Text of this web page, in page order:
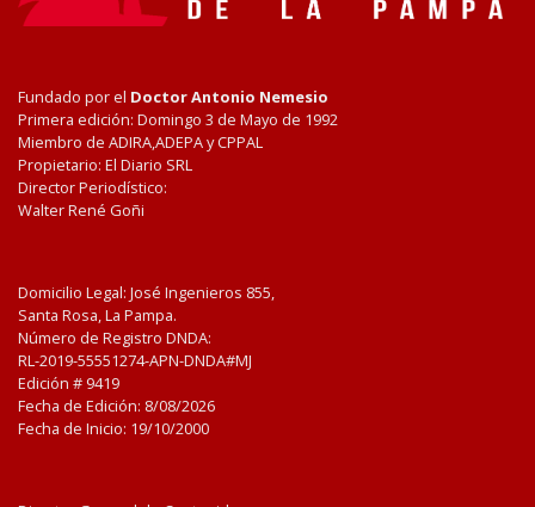
Fundado por el Doctor Antonio Nemesio
Primera edición: Domingo 3 de Mayo de 1992
Miembro de ADIRA,ADEPA y CPPAL
Propietario: El Diario SRL
Director Periodístico:
Walter René Goñi
Domicilio Legal: José Ingenieros 855,
Santa Rosa, La Pampa.
Número de Registro DNDA:
RL-2019-55551274-APN-DNDA#MJ
Edición # 9419
Fecha de Edición: 8/08/2026
Fecha de Inicio: 19/10/2000